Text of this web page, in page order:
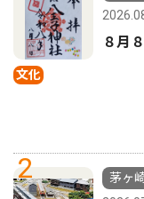
文化
８月
2
茅ヶ